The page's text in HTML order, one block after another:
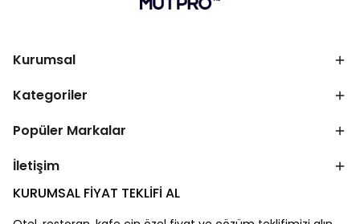
Kurumsal
Kategoriler
Popüler Markalar
İletişim
KURUMSAL FİYAT TEKLİFİ AL